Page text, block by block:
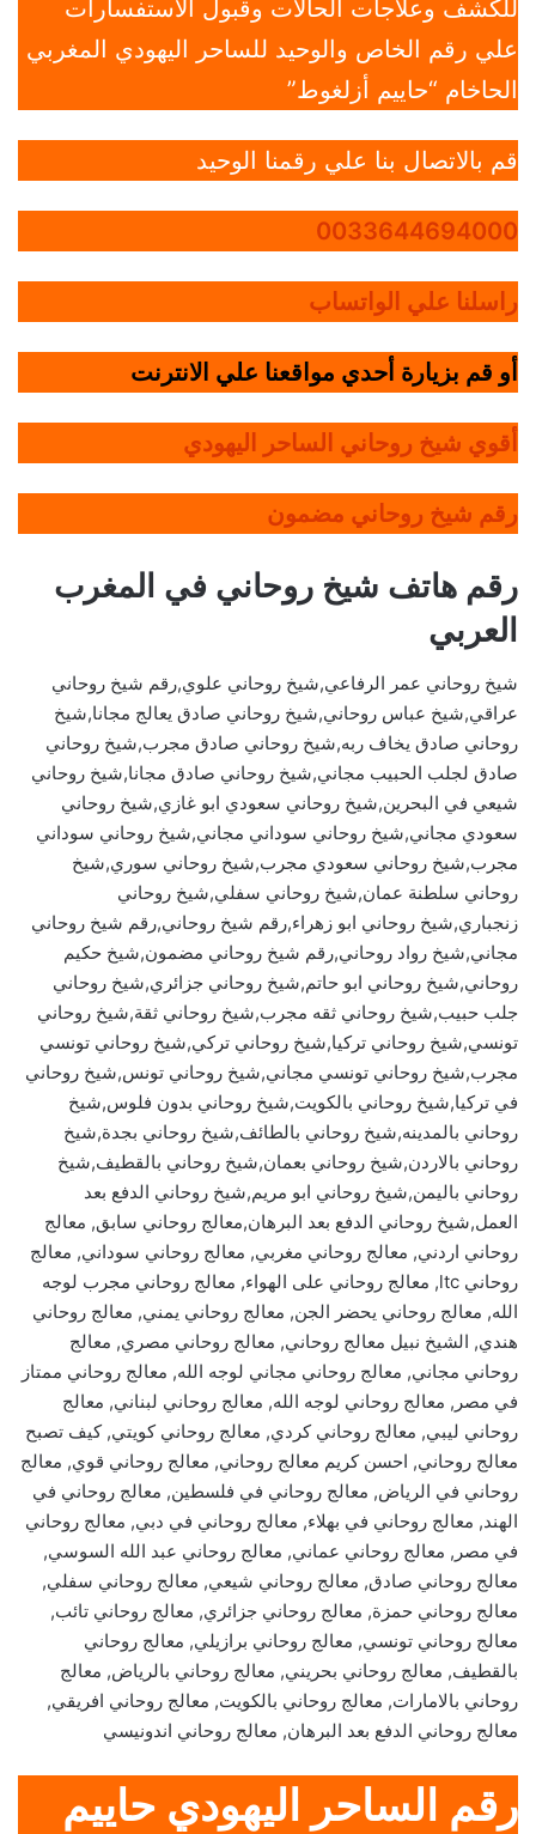
للكشف وعلاجات الحالات وقبول الاستفسارات
علي رقم الخاص والوحيد للساحر اليهودي المغربي
الحاخام “حاييم أزلغوط”
قم بالاتصال بنا علي رقمنا الوحيد
0033644694000
راسلنا علي الواتساب
أو قم بزيارة أحدي مواقعنا علي الانترنت
أقوي شيخ روحاني الساحر اليهودي
رقم شيخ روحاني مضمون
رقم هاتف شيخ روحاني في المغرب
العربي
شيخ روحاني عمر الرفاعي,شيخ روحاني علوي,رقم شيخ روحاني
عراقي,شيخ عباس روحاني,شيخ روحاني صادق يعالج مجانا,شيخ
روحاني صادق يخاف ربه,شيخ روحاني صادق مجرب,شيخ روحاني
صادق لجلب الحبيب مجاني,شيخ روحاني صادق مجانا,شيخ روحاني
شيعي في البحرين,شيخ روحاني سعودي ابو غازي,شيخ روحاني
سعودي مجاني,شيخ روحاني سوداني مجاني,شيخ روحاني سوداني
مجرب,شيخ روحاني سعودي مجرب,شيخ روحاني سوري,شيخ
روحاني سلطنة عمان,شيخ روحاني سفلي,شيخ روحاني
زنجباري,شيخ روحاني ابو زهراء,رقم شيخ روحاني,رقم شيخ روحاني
مجاني,شيخ رواد روحاني,رقم شيخ روحاني مضمون,شيخ حكيم
روحاني,شيخ روحاني ابو حاتم,شيخ روحاني جزائري,شيخ روحاني
جلب حبيب,شيخ روحاني ثقه مجرب,شيخ روحاني ثقة,شيخ روحاني
تونسي,شيخ روحاني تركيا,شيخ روحاني تركي,شيخ روحاني تونسي
مجرب,شيخ روحاني تونسي مجاني,شيخ روحاني تونس,شيخ روحاني
في تركيا,شيخ روحاني بالكويت,شيخ روحاني بدون فلوس,شيخ
روحاني بالمدينه,شيخ روحاني بالطائف,شيخ روحاني بجدة,شيخ
روحاني بالاردن,شيخ روحاني بعمان,شيخ روحاني بالقطيف,شيخ
روحاني باليمن,شيخ روحاني ابو مريم,شيخ روحاني الدفع بعد
العمل,شيخ روحاني الدفع بعد البرهان,معالج روحاني سابق, معالج
روحاني اردني, معالج روحاني مغربي, معالج روحاني سوداني, معالج
روحاني ltc, معالج روحاني على الهواء, معالج روحاني مجرب لوجه
الله, معالج روحاني يحضر الجن, معالج روحاني يمني, معالج روحاني
هندي, الشيخ نبيل معالج روحاني, معالج روحاني مصري, معالج
روحاني مجاني, معالج روحاني مجاني لوجه الله, معالج روحاني ممتاز
في مصر, معالج روحاني لوجه الله, معالج روحاني لبناني, معالج
روحاني ليبي, معالج روحاني كردي, معالج روحاني كويتي, كيف تصبح
معالج روحاني, احسن كريم معالج روحاني, معالج روحاني قوي, معالج
روحاني في الرياض, معالج روحاني في فلسطين, معالج روحاني في
الهند, معالج روحاني في بهلاء, معالج روحاني في دبي, معالج روحاني
في مصر, معالج روحاني عماني, معالج روحاني عبد الله السوسي,
معالج روحاني صادق, معالج روحاني شيعي, معالج روحاني سفلي,
معالج روحاني حمزة, معالج روحاني جزائري, معالج روحاني تائب,
معالج روحاني تونسي, معالج روحاني برازيلي, معالج روحاني
بالقطيف, معالج روحاني بحريني, معالج روحاني بالرياض, معالج
روحاني بالامارات, معالج روحاني بالكويت, معالج روحاني افريقي,
معالج روحاني الدفع بعد البرهان, معالج روحاني اندونيسي
رقم الساحر اليهودي حاييم